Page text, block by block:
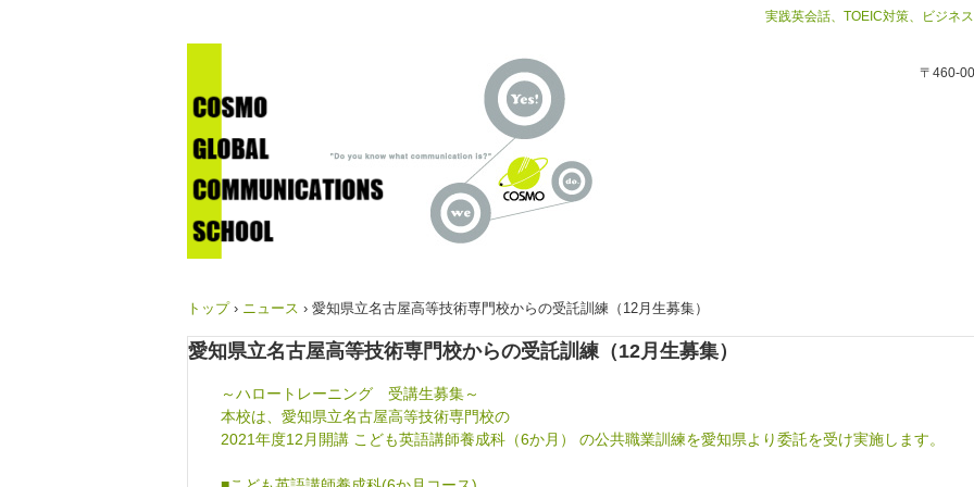
実践英会話、TOEIC対策、ビジネ
〒460-
トップ › ニュース › 愛知県立名古屋高等技術専門校からの受託訓練（12月生募集）
愛知県立名古屋高等技術専門校からの受託訓練（12月生募集）
～ハロートレーニング 受講生募集～
本校は、愛知県立名古屋高等技術専門校の
2021年度12月開講 こども英語講師養成科（6か月） の公共職業訓練を愛知県より委託を受け実施します。